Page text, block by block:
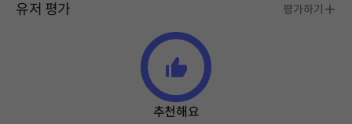
유저 평가 평가하기
추천해요